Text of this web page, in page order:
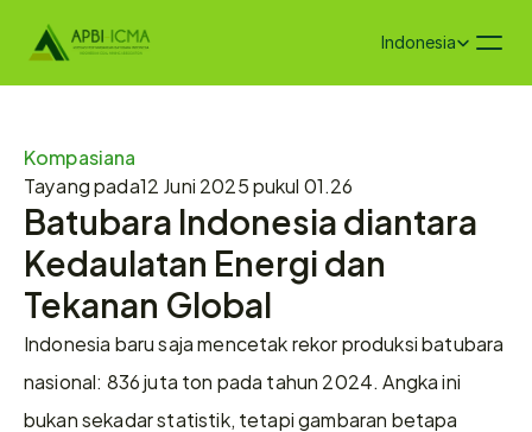
Select Language
Indonesia
Kompasiana
Tayang pada12 Juni 2025 pukul 01.26
Batubara Indonesia diantara
Kedaulatan Energi dan
Tekanan Global
Indonesia baru saja mencetak rekor produksi batubara
nasional: 836 juta ton pada tahun 2024. Angka ini
bukan sekadar statistik, tetapi gambaran betapa